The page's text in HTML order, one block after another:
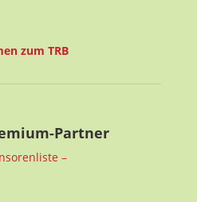
zum TRB
Partner
–